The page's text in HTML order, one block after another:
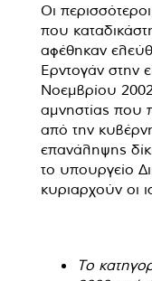
Οι
που
αφέθηκαν
Ερντογάν στην
Νοεμβρίου
αμνηστίας που
από την
επανάληψης
το υπουργείο
κυριαρχούν οι
Το